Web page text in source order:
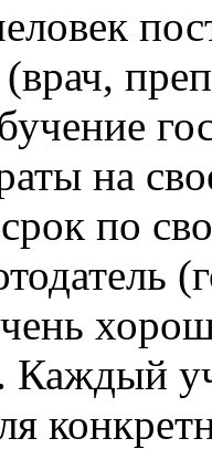
на
по
Каждый